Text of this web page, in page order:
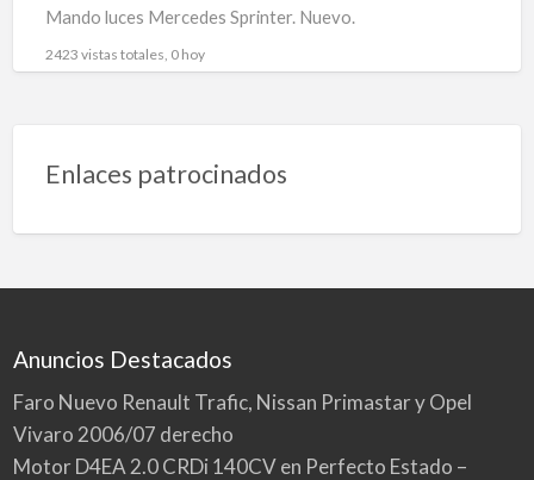
Mando luces Mercedes Sprinter. Nuevo.
2423 vistas totales, 0 hoy
Enlaces patrocinados
Anuncios Destacados
Faro Nuevo Renault Trafic, Nissan Primastar y Opel
Vivaro 2006/07 derecho
Motor D4EA 2.0 CRDi 140CV en Perfecto Estado –